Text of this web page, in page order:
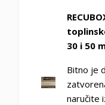
30 i 50
Bitno je
naručite